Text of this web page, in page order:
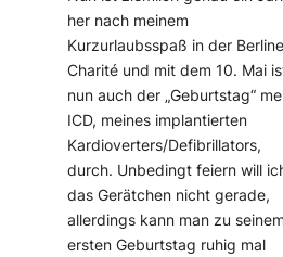
her nach meinem
Kurzurlaubsspaß in der
Charité und mit dem 10. Mai
nun auch der „Geburtstag“
ICD, meines implantierten
Kardioverters/Defibrillators,
durch. Unbedingt feiern will
das Gerätchen nicht gerade,
allerdings kann man zu seinem
ersten Geburtstag ruhig mal